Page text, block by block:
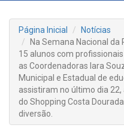
Página Inicial
Notícias
Na Semana Nacional da
15 alunos com
as Coordenadoras Iara
Municipal e Estadual de
assistiram no último dia 22,
do Shopping Costa
diversão.